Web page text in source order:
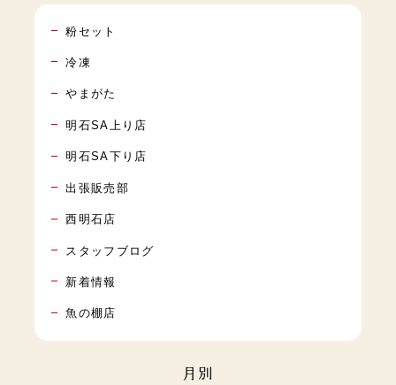
粉セット
冷凍
やまがた
明石SA上り店
明石SA下り店
出張販売部
西明石店
スタッフブログ
新着情報
魚の棚店
月別